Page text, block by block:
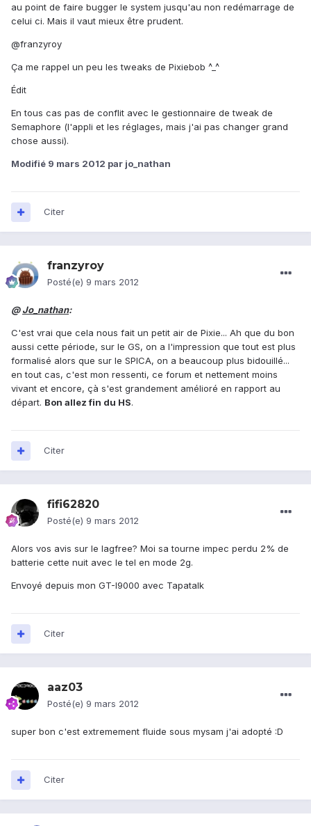
au point de faire bugger le system jusqu'au non redémarrage de
celui ci. Mais il vaut mieux être prudent.
@franzyroy
Ça me rappel un peu les tweaks de Pixiebob ^_^
Édit
En tous cas pas de conflit avec le gestionnaire de tweak de
Semaphore (l'appli et les réglages, mais j'ai pas changer grand
chose aussi).
Modifié 9 mars 2012 par jo_nathan
Citer
franzyroy
Posté(e) 9 mars 2012
@Jo_nathan:
C'est vrai que cela nous fait un petit air de Pixie... Ah que du bon
aussi cette période, sur le GS, on a l'impression que tout est plus
formalisé alors que sur le SPICA, on a beaucoup plus bidouillé...
en tout cas, c'est mon ressenti, ce forum et nettement moins
vivant et encore, çà s'est grandement amélioré en rapport au
départ. Bon allez fin du HS.
Citer
fifi62820
Posté(e) 9 mars 2012
Alors vos avis sur le lagfree? Moi sa tourne impec perdu 2% de
batterie cette nuit avec le tel en mode 2g.
Envoyé depuis mon GT-I9000 avec Tapatalk
Citer
aaz03
Posté(e) 9 mars 2012
super bon c'est extremement fluide sous mysam j'ai adopté :D
Citer